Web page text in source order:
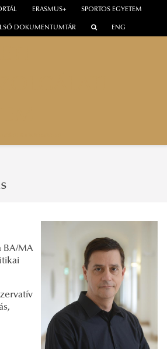
ERASMUS+ SPORTOS EGYETEM
DOKUMENTUMTÁR ENG
BA/MA